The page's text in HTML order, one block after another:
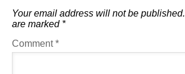
Your email address will not be published.
are marked *
Comment*